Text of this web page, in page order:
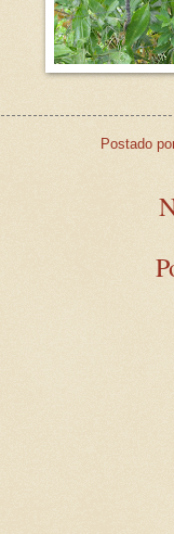
Postado